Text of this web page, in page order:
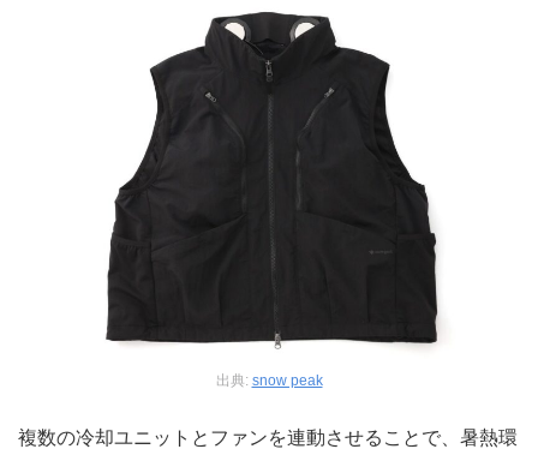
出典: snow peak
複数の冷却ユニットとファンを連動させることで、暑熱環